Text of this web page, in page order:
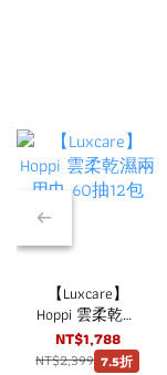
【Luxcare】
Hoppi 雲柔乾濕
兩用巾 60抽12
包
NT$1,788
NT$2,399 7.5折